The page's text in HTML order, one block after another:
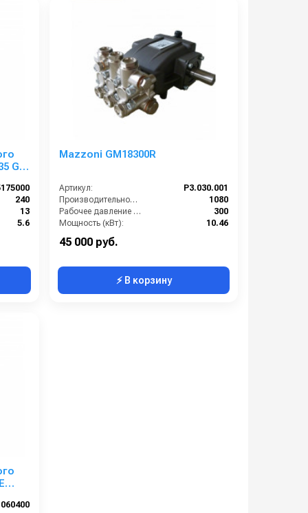
G
240
13
5.6
Mazzoni GM18300R
Артикул:
P3.030.001
Производительность (л/ч):
1080
Рабочее давление (бар):
300
Мощность (кВт):
10.46
45 000 руб.
⚡ В корзину